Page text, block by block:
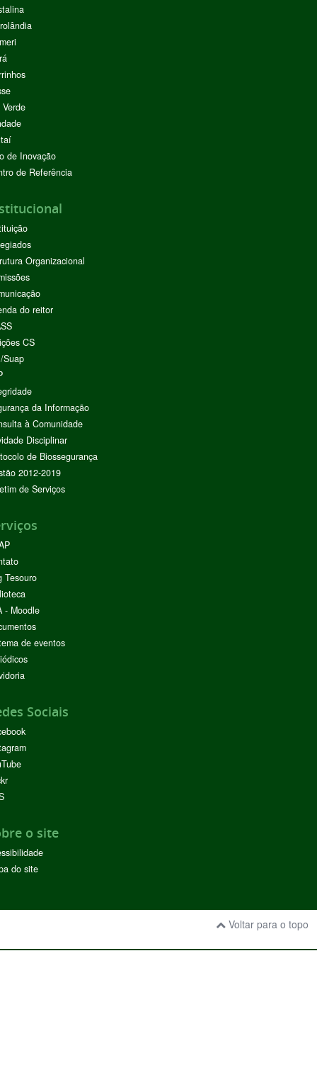
de Inovação
de Referência
Organizacional
do reitor
CS
Suap
da Informação
à Comunidade
Disciplinar
de Biossegurança
2012-2019
de Serviços
Tesouro
- Moodle
de eventos
Sociais
o site
do site
Voltar para o topo